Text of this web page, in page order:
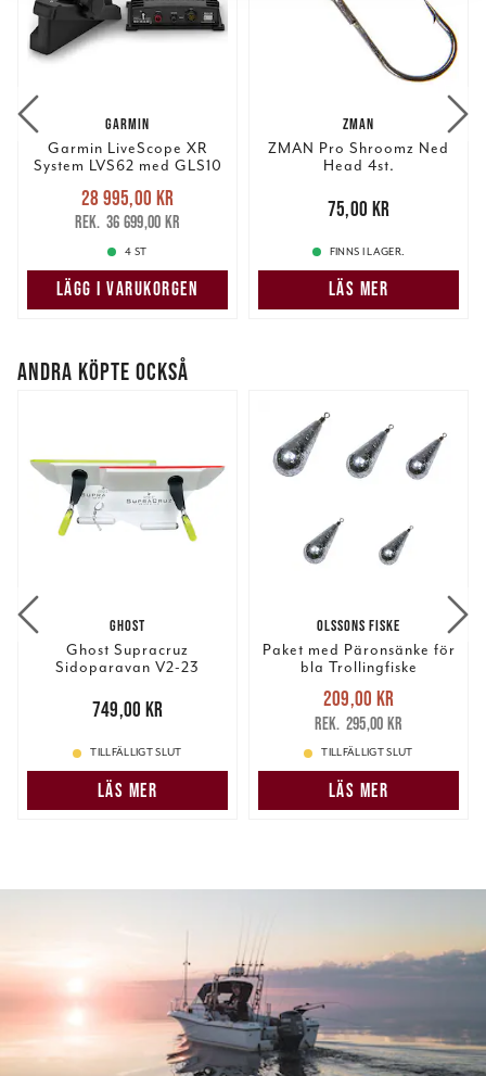
vidarebefordrar även sådana identifierare och annan
information från din enhet till de sociala medier och
annons- och analysföretag som vi samarbetar med.
Dessa kan i sin tur kombinera informationen med annan
information som du har tillhandahållit eller som de har
samlat in när du har använt deras tjänster.
GARMIN
Garmin LiveScope XR
System LVS62 med GLS10
Nuvarande pris
28 995,00 krTidigare pris
36 699,00 kr
28 995,00 kr
36 699,00 kr
4 ST
LÄGG I VARUKORGEN
ZMAN
ZMAN Pro Shroomz Ned
Head 4st.
75,00 kr
75,00 kr
FINNS I LAGER.
LÄS MER
ANDRA KÖPTE OCKSÅ
GHOST
Ghost Supracruz
Sidoparavan V2-23
749,00 kr
749,00 kr
TILLFÄLLIGT SLUT
LÄS MER
OLSSONS FISKE
Paket med Päronsänke för
bla Trollingfiske
Nuvarande pris
209,00 krTidigare pris
295,00 kr
209,00 kr
295,00 kr
TILLFÄLLIGT SLUT
LÄS MER